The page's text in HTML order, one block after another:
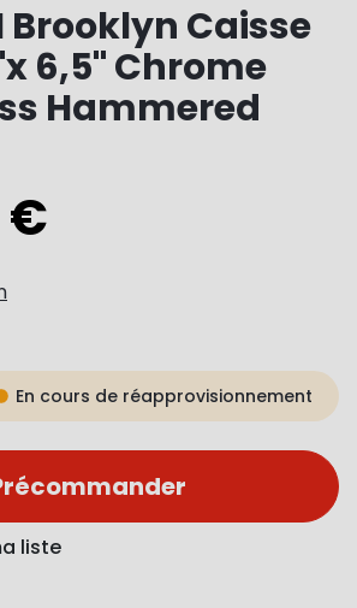
Brooklyn Caisse
6,5" Chrome
Hammered
€
En cours de réapprovisionnement
liste